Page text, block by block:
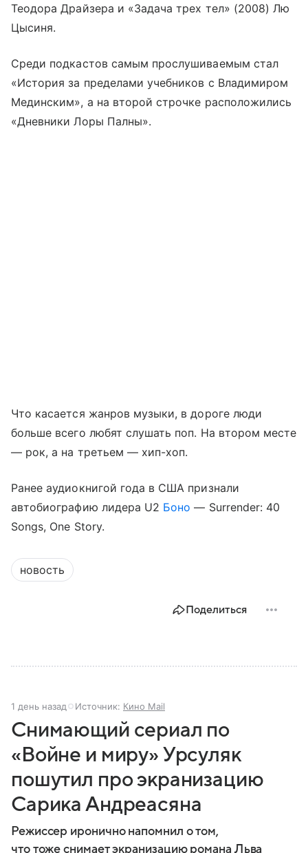
Теодора Драйзера и «Задача трех тел» (2008) Лю
Цысиня.
Среди подкастов самым прослушиваемым стал
«История за пределами учебников с Владимиром
Мединским», а на второй строчке расположились
«Дневники Лоры Палны».
Что касается жанров музыки, в дороге люди
больше всего любят слушать поп. На втором месте
— рок, а на третьем — хип-хоп.
Ранее аудиокнигой года в США признали
автобиографию лидера U2 Боно — Surrender: 40
Songs, One Story.
новость
Поделиться
1 день назад Источник: Кино Mail
Снимающий сериал по
«Войне и миру» Урсуляк
пошутил про экранизацию
Сарика Андреасяна
Режиссер иронично напомнил о том,
что тоже снимает экранизацию романа Льва